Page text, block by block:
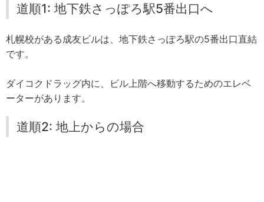
道順1: 地下鉄さっぽろ駅5番出口へ
札幌校がある成友ビルは、地下鉄さっぽろ駅の5番出口直結
です。
ダイコクドラッグ内に、ビル上階へ移動するためのエレベ
ーターがあります。
道順2: 地上からの場合